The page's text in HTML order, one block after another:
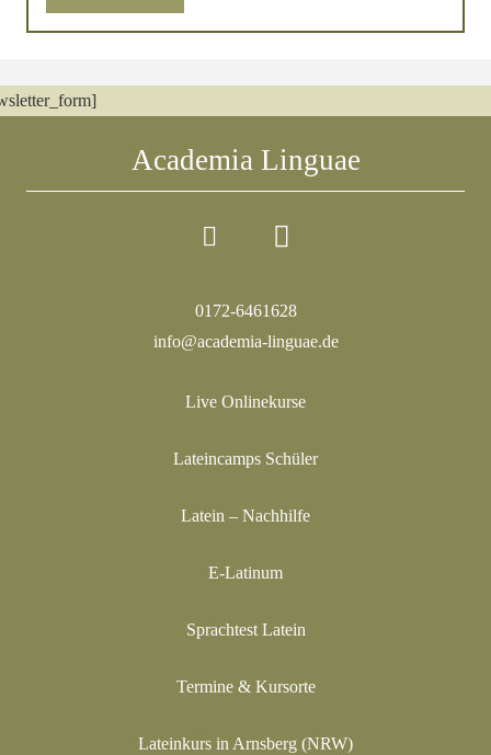
Academia Linguae
0172-6461628
info@academia-linguae.de
Live Onlinekurse
Lateincamps Schüler
Latein – Nachhilfe
E-Latinum
Sprachtest Latein
Termine & Kursorte
Lateinkurs in Arnsberg (NRW)